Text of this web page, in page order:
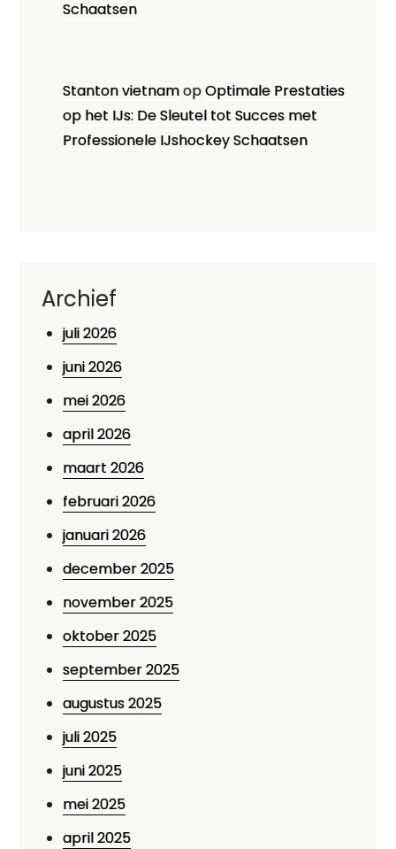
Schaatsen
Stanton vietnamopOptimale Prestaties
op het IJs: De Sleutel tot Succes met
Professionele IJshockey Schaatsen
Archief
juli 2026
juni 2026
mei 2026
april 2026
maart 2026
februari 2026
januari 2026
december 2025
november 2025
oktober 2025
september 2025
augustus 2025
juli 2025
juni 2025
mei 2025
april 2025